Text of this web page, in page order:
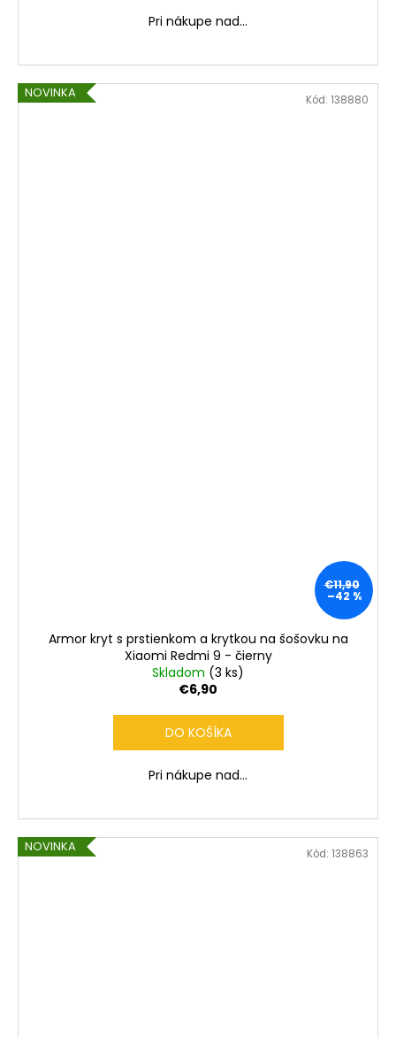
Pri nákupe nad...
NOVINKA
€11,90
–42 %
Armor kryt s prstienkom a krytkou na šošovku na
Xiaomi Redmi 9 - čierny
Skladom (3 ks)
€6,90
DO KOŠÍKA
Pri nákupe nad...
Kód: 138880
NOVINKA Kód: 138863